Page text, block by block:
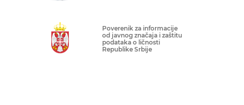
Poverenik za informacije
od javnog značaja i zaštitu
podataka o ličnosti
Republike Srbije